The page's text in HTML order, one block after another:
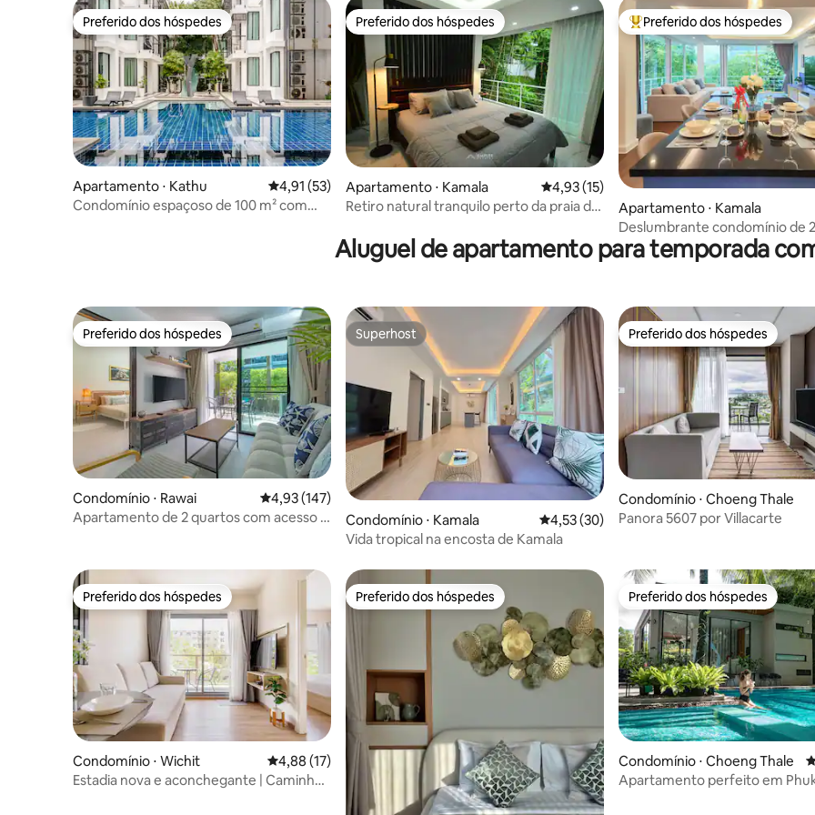
Preferido dos hóspedes
Preferido dos hóspedes
Apartamento ⋅ Kathu 4,91 de uma avaliação média de 5, 53 avaliações
4,91 (53)
Condomínio espaçoso de 100 m² com
Preferido dos hóspedes
Preferido dos hóspedes
Apartamento ⋅ Kamala 4,93 de uma avaliação média de 5, 15
4,93 (15)
Retiro natural tranquilo perto da praia de
Entre os melhores preferidos
Preferido dos hóspedes
Apartamento ⋅ Kamala
Deslumbrante condomínio de
"Ocean". 157 metros
Aluguel de apartamento para temporada
Preferido dos hóspedes
Preferido dos hóspedes
Condomínio ⋅ Rawai 4,93 de uma avaliação média de 5, 147 avaliações
4,93 (147)
Apartamento de 2 quartos com acesso à
Superhost
Superhost
Condomínio ⋅ Kamala 4,53 de uma avaliação média de 5, 30
4,53 (30)
Vida tropical na encosta de Kamala
Preferido dos hóspedes
Preferido dos hóspedes
Condomínio ⋅ Choeng Thale
Panora 5607 por Villacarte
Preferido dos hóspedes
Preferido dos hóspedes
Condomínio ⋅ Wichit 4,88 de uma avaliação média de 5, 17 avaliações
4,88 (17)
Estadia nova e aconchegante | Caminhe
Preferido dos hóspedes
Preferido dos hóspedes Preferido dos hóspedes
Preferido dos hóspedes
Condomínio ⋅ Choeng Thale
Apartamento perfeito em